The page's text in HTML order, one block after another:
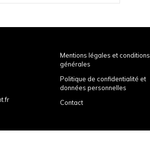
Mentions légales et conditions
générales
Politique de confidentialité et
données personnelles
Contact